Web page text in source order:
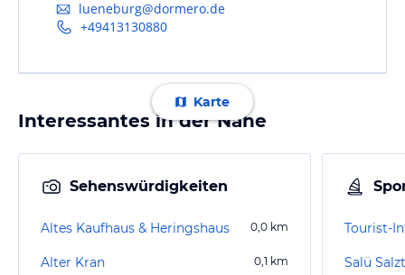
lueneburg@dormero.de
+49413130880
Karte
Interessantes in der Nähe
Sehenswürdigkeiten
Altes Kaufhaus & Heringshaus 0,0 km
Alter Kran 0,1 km
Tourist-
Salü